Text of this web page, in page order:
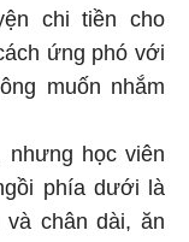
chi tiền cho
ứng phó với
muốn nhắm
nhưng học viên
phía dưới là
chân dài, ăn